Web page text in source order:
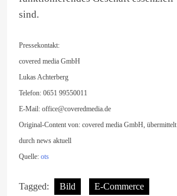
sind.
Pressekontakt:
covered media GmbH
Lukas Achterberg
Telefon: 0651 99550011
E-Mail: office@coveredmedia.de
Original-Content von: covered media GmbH, übermittelt
durch news aktuell
Quelle: ots
Tagged: Bild E-Commerce